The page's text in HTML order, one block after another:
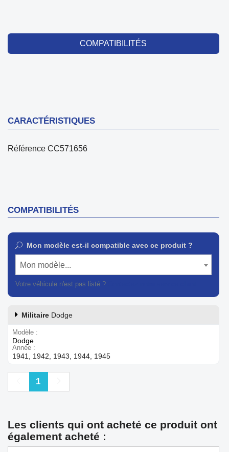
COMPATIBILITÉS
CARACTÉRISTIQUES
Référence CC571656
COMPATIBILITÉS
Mon modèle est-il compatible avec ce produit ?
Mon modèle...
Votre véhicule n'est pas listé ?
Militaire Dodge
Modèle
Dodge
Année
1941, 1942, 1943, 1944, 1945
Précédent
1
Les clients qui ont acheté ce produit ont
également acheté :